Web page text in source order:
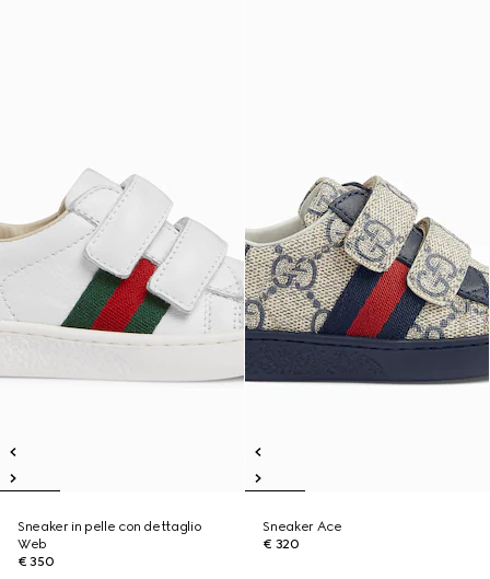
Sneaker in pelle con dettaglio
Web
€ 350
Sneaker Ace
€ 320